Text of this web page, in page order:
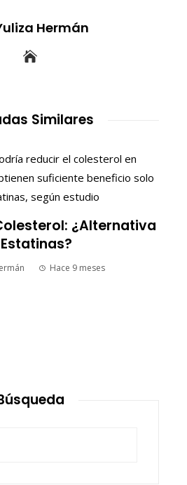
Hermán
Similares
¿Alternativa
Hace 9 meses